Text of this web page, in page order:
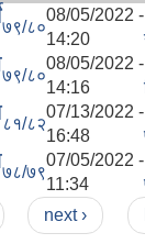
७९/८०
08/05/2022 -
14:20
७९/८०
08/05/2022 -
14:16
८१/८२
07/13/2022 -
16:48
७८/७९
07/05/2022 -
11:34
next ›